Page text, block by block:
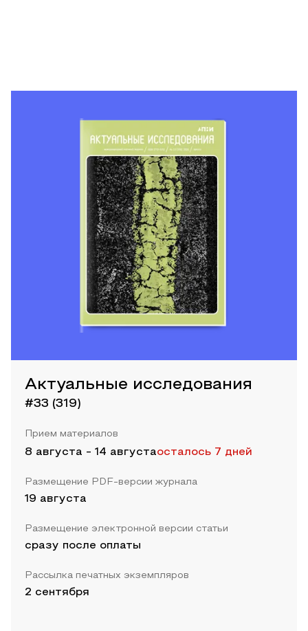
Актуальные исследования
#33 (319)
Прием материалов
8 августа - 14 августаосталось 7 дней
Размещение PDF-версии журнала
19 августа
Размещение электронной версии статьи
сразу после оплаты
Рассылка печатных экземпляров
2 сентября